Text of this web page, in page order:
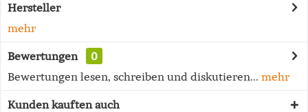
Hersteller
mehr
Bewertungen
0
Bewertungen lesen, schreiben und diskutieren... mehr
Kunden kauften auch